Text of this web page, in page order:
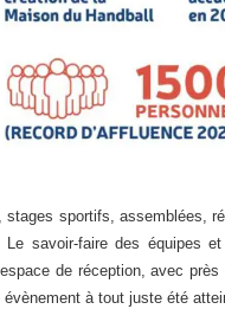
stages sportifs, assemblées,
Le savoir-faire des équipes
de réception, avec
à tout juste été